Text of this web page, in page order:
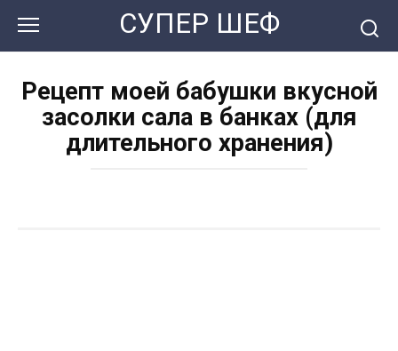
контенту
СУПЕР ШЕФ
Рецепт моей бабушки вкусной
засолки сала в банках (для
длительного хранения)